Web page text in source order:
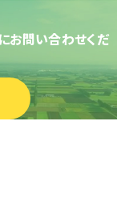
お問い合わせくだ